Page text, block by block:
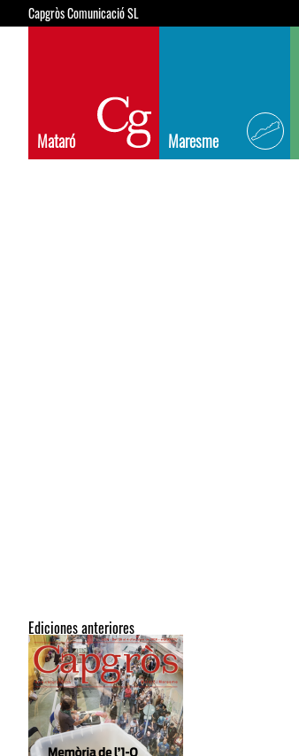
Capgròs Comunicació SL
Mataró Maresme
Ediciones anteriores